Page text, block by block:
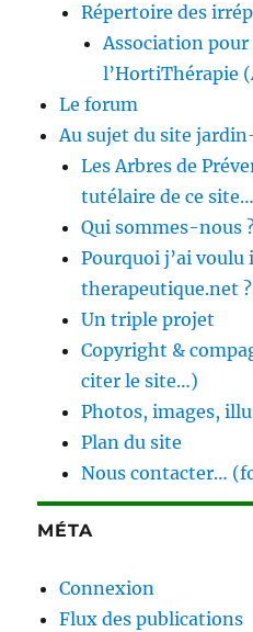
Répertoire des
Association
l’HortiThérapie
Le forum
Au sujet du site
Les Arbres de
tutélaire de ce site…
Qui sommes-nous
Pourquoi j’ai
therapeutique.net
Un triple projet
Copyright &
citer le site…)
Photos, images,
Plan du site
Nous contacter…
MÉTA
Connexion
Flux des publications